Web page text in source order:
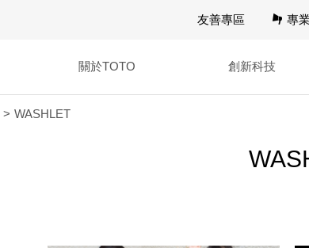
友善專區 專
關於TOTO 創新科技
WASHLET